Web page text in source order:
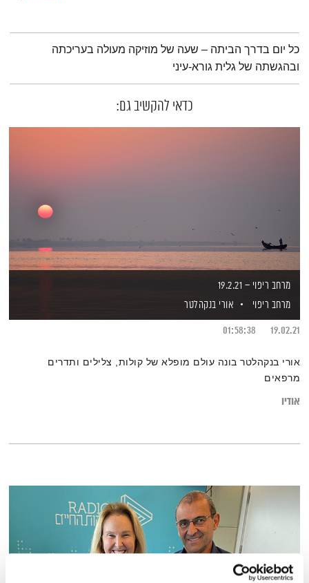
תמצית הפודקאסט
כל יום בדרך הביתה – שעה של מוזיקה מעולה בעריכתה
ובהגשתה של גלית גורא-עיני
כדאי להקשיב גם:
מרחב ריפוי – 19.2.21
מרחב ריפוי
אורי בנקהלטר
19.02.21
01:58:38
אורי בנקהלטר בונה עולם מופלא של קולות, צלילים ותדרים
מרפאים
אודיו